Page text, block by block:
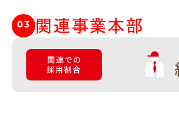
03 関連事業本部